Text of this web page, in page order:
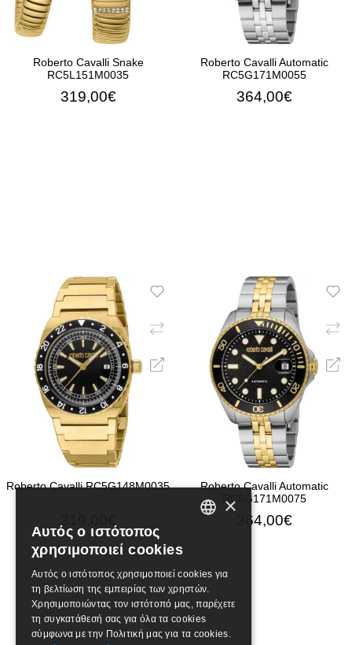
Roberto Cavalli Snake
RC5L151M0035
319,00€
Roberto Cavalli Automatic
RC5G171M0055
364,00€
Roberto Cavalli RC5G148M0035
Roberto Cavalli Automatic
RC5G171M0075
364,00€
×
Αυτός ο ιστότοπος
χρησιμοποιεί cookies
Αυτός ο ιστότοπος χρησιμοποιεί cookies για
τη βελτίωση της εμπειρίας των χρηστών.
Χρησιμοποιώντας τον ιστότοπό μας, παρέχετε
τη συγκατάθεσή σας για όλα τα cookies
σύμφωνα με την Πολιτική μας για τα cookies.